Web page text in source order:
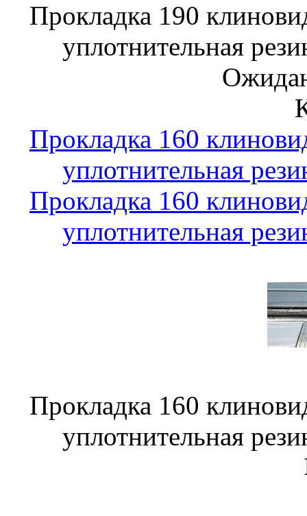
Прокладка 190
уплотнительная
Прокладка 160
уплотнительная
Прокладка 160
уплотнительная
Прокладка 160
уплотнительная